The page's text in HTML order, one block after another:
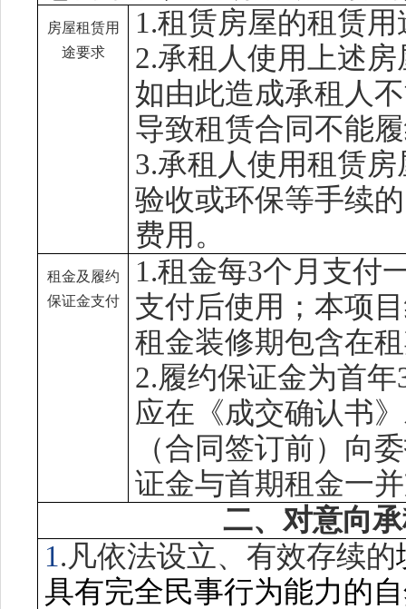
房屋租赁用
途要求
1.租赁房屋的租赁用
2.承租人使用上述
如由此造成承租人
导致租赁合同不能
3.承租人使用租赁
验收或环保等手续
费用。
租金及履约
保证金支付
1.租金每3个月支付
支付后使用；本项
租金装修期包含在
2.履约保证金为首
应在《成交确认书
（合同签订前）向
证金与首期租金一
二、对意向
1.凡依法设立、有效存续的
具有完全民事行为能力的